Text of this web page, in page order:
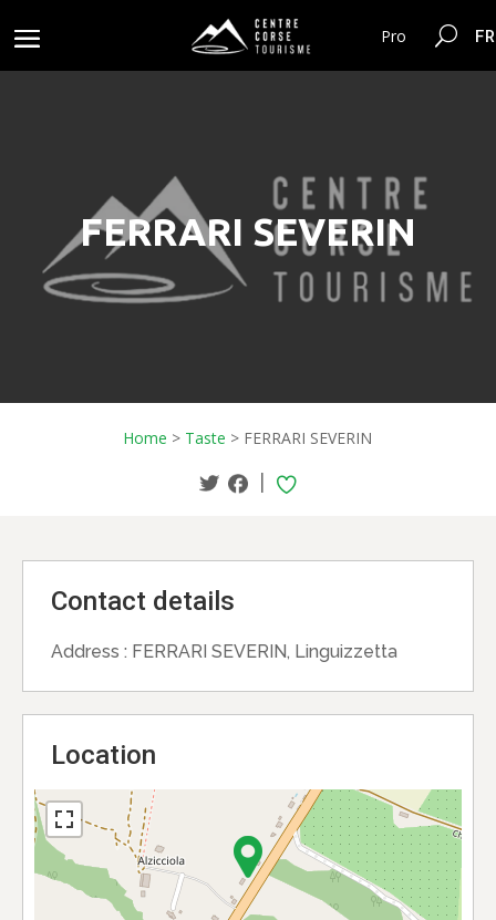
Pro
FERRARI SEVERIN
Home > Taste > FERRARI SEVERIN
|
Contact details
Address : FERRARI SEVERIN, Linguizzetta
Location